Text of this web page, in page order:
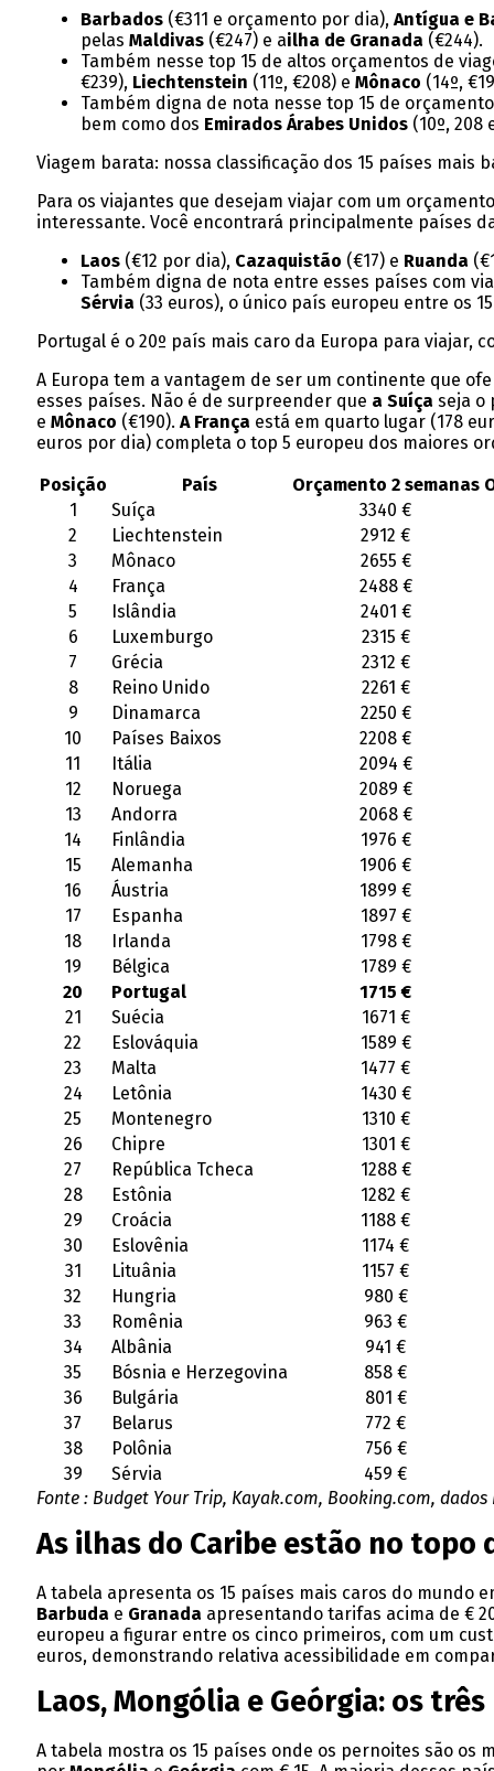
Barbados(€311 e orçamento por dia), Antígua e
pelas Maldivas(€247) e ailha de Granada (€244).
Também nesse top 15 de altos orçamentos de
€239), Liechtenstein (11º, €208) e Mônaco (14º,
Também digna de nota nesse top 15 de
bem como dos Emirados Árabes Unidos(10º, 208
Viagem barata: nossa classificação dos 15 países mais
Para os viajantes que desejam viajar com um
interessante. Você encontrará principalmente países
Laos(€12 por dia), Cazaquistão (€17) e Ruanda
Também digna de nota entre esses países com
Sérvia (33 euros), o único país europeu entre os
Portugal é o 20º país mais caro da Europa para viajar,
A Europa tem a vantagem de ser um continente que
esses países. Não é de surpreender que a Suíça seja o
e Mônaco (€190). A França está em quarto lugar (178
euros por dia) completa o top 5 europeu dos maiores
Posição
País Orçamento 2 semanas
1
Suíça
3340 €
2
Liechtenstein
2912 €
3
Mônaco
2655 €
4
França
2488 €
5
Islândia
2401 €
6
Luxemburgo
2315 €
7
Grécia
2312 €
8
Reino Unido
2261 €
9
Dinamarca
2250 €
10
Países Baixos
2208 €
11
Itália
2094 €
12
Noruega
2089 €
13
Andorra
2068 €
14
Finlândia
1976 €
15
Alemanha
1906 €
16
Áustria
1899 €
17
Espanha
1897 €
18
Irlanda
1798 €
19
Bélgica
1789 €
20
Portugal
1715 €
21
Suécia
1671 €
22
Eslováquia
1589 €
23
Malta
1477 €
24
Letônia
1430 €
25
Montenegro
1310 €
26
Chipre
1301 €
27
República Tcheca
1288 €
28
Estônia
1282 €
29
Croácia
1188 €
30
Eslovênia
1174 €
31
Lituânia
1157 €
32
Hungria
980 €
33
Romênia
963 €
34
Albânia
941 €
35
Bósnia e Herzegovina
858 €
36
Bulgária
801 €
37
Belarus
772 €
38
Polônia
756 €
39
Sérvia
459 €
Fonte : Budget Your Trip, Kayak.com, Booking.com, dados
As ilhas do Caribe estão no topo
A tabela apresenta os 15 países mais caros do mundo
Barbuda e Granada apresentando tarifas acima de €
europeu a figurar entre os cinco primeiros, com um
euros, demonstrando relativa acessibilidade em
Laos, Mongólia e Geórgia: os
A tabela mostra os 15 países onde os pernoites são os